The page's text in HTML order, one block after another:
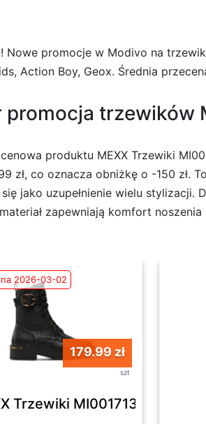
Nowe promocje w Modivo na
Action Boy, Geox. Średnia
promocja trzewików
produktu MEXX Trzewiki
zł, co oznacza obniżkę o -150 zł.
jako uzupełnienie wielu
zapewniają komfort
2026-03-02
179.99 zł
szt
Trzewiki MI001713543W